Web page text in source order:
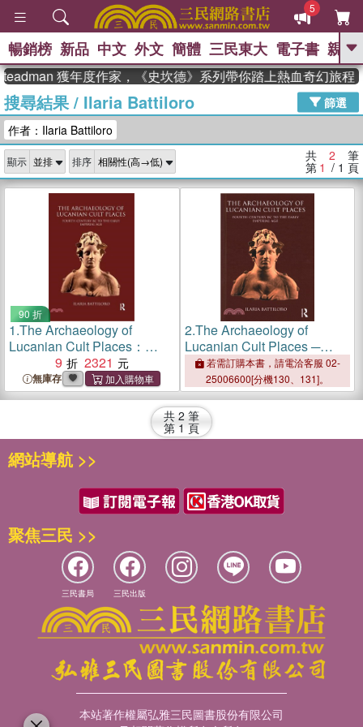
5
GO
熱搜： 高希均教授回憶錄
、 The Odyssey 、 父親節 、 如果歷
獎 臺灣漫遊錄 、 方念華 、 台灣的李
登輝時代
數學女孩：黎曼猜想 、
偉大的迷走神經
暢銷榜 新品 中文 外文 簡體 三民東大 電子書 親子
獲年度作家，《史坎德》系列帶你踏上熱血奇幻旅程
搜尋結果/ Ilaria Battiloro
篩選
作者：Ilaria Battiloro
顯示 排序 共 2 筆
第 1 / 1 頁
90 折
1.The Archaeology of
Lucanian Cult Places：
Fourth Century BC to the
Early Imperial Age
9 2321
無庫存
2.The Archaeology of
Lucanian Cult Places ─
Fourth Century BC to the
Early Imperial Age
若需訂購本書，請電洽客服 02-
25006600[分機130、131]。
共 2 筆
第 1 頁
網站導航 >>
聚焦三民 >>
三民書局 三民出版
本站著作權屬弘雅三民圖書股份有限公司